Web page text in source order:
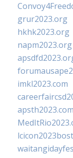
grur2023.org
hkhk2023.org
napm2023.org
imkl2023.com
apsth2023.com